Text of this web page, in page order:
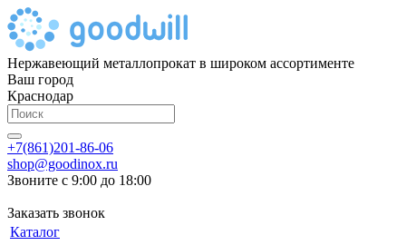
Нержавеющий металлопрокат в широком ассортименте
Ваш город
Краснодар
+7(861)201-86-06
shop@goodinox.ru
Звоните с 9:00 до 18:00
Заказать звонок
Каталог